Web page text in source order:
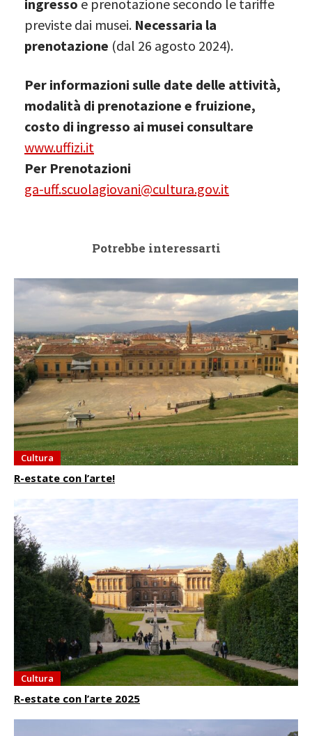
ingresso e prenotazione secondo le tariffe
previste dai musei. Necessaria la
prenotazione (dal 26 agosto 2024).
Per informazioni sulle date delle attività,
modalità di prenotazione e fruizione,
costo di ingresso ai musei consultare
www.uffizi.it
Per Prenotazioni
ga-uff.scuolagiovani@cultura.gov.it
Potrebbe interessarti
Cultura
R-estate con l’arte!
Cultura
R-estate con l’arte 2025